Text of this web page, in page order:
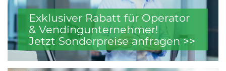
Exklusiver Rabatt für Operator
& Vendingunternehmer!
Jetzt Sonderpreise anfragen >>